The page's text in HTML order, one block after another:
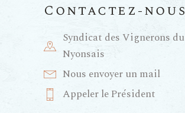
Contactez-nous
Syndicat des Vignerons du
Nyonsais
Nous envoyer un mail
Appeler le Président